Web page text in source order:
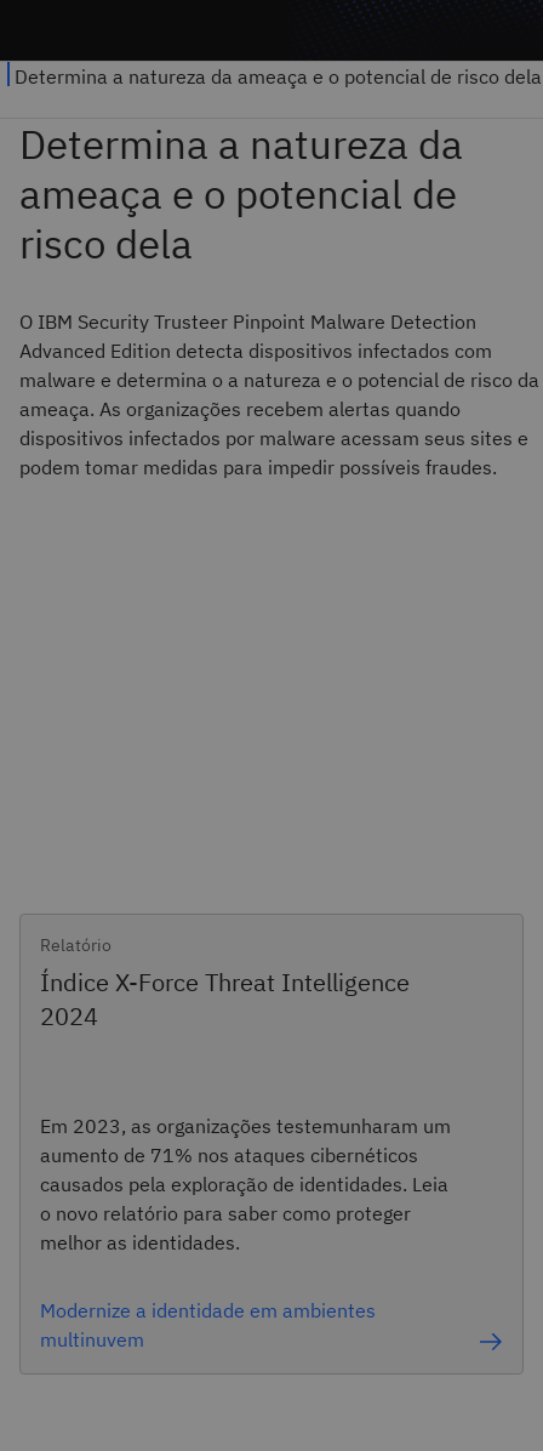
O IBM Security Trusteer Pinpoint Malware Detection
Advanced Edition detecta dispositivos infectados com
malware e determina o a natureza e o potencial de risco da
ameaça. As organizações recebem alertas quando
dispositivos infectados por malware acessam seus sites e
podem tomar medidas para impedir possíveis fraudes.
Relatório
Índice X-Force Threat Intelligence
2024
Em 2023, as organizações testemunharam um
aumento de 71% nos ataques cibernéticos
causados pela exploração de identidades. Leia
o novo relatório para saber como proteger
melhor as identidades.
Modernize a identidade em ambientes
multinuvem